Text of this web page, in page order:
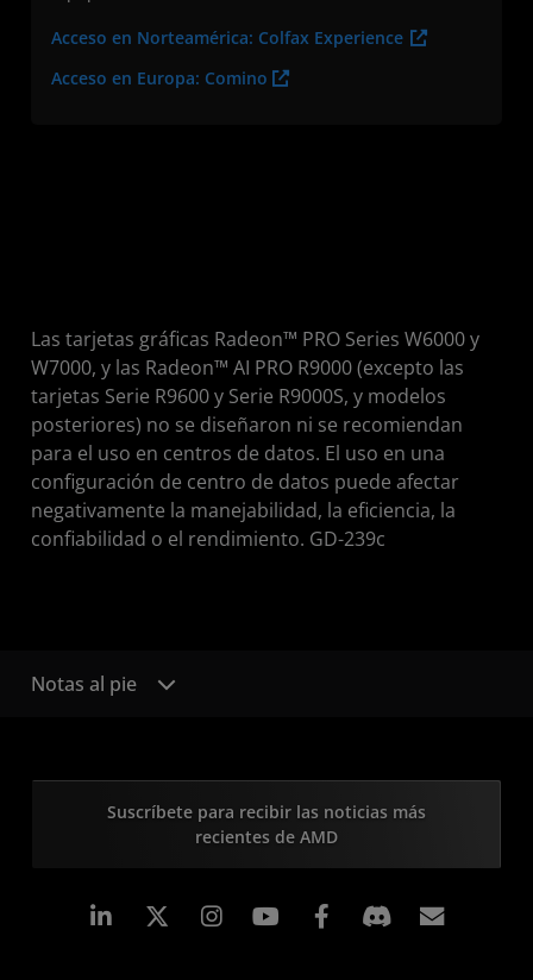
Acceso en Norteamérica: Colfax Experience
Acceso en Europa: Comino
Las tarjetas gráficas Radeon™ PRO Series W6000 y
W7000, y las Radeon™ AI PRO R9000 (excepto las
tarjetas Serie R9600 y Serie R9000S, y modelos
posteriores) no se diseñaron ni se recomiendan
para el uso en centros de datos. El uso en una
configuración de centro de datos puede afectar
negativamente la manejabilidad, la eficiencia, la
confiabilidad o el rendimiento. GD-239c
Notas al pie
Suscríbete para recibir las noticias más
recientes de AMD
LinkedIn Instagram Facebook